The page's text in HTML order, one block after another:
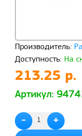
Производитель:
Доступность: На
213.25 р.
Артикул:
- +